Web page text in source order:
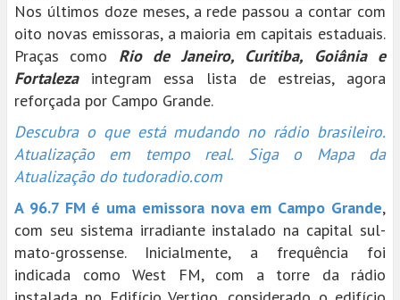
Nos últimos doze meses, a rede passou a contar com
oito novas emissoras, a maioria em capitais estaduais.
Praças como Rio de Janeiro, Curitiba, Goiânia e
Fortaleza
integram essa lista de estreias, agora
reforçada por Campo Grande.
Descubra o que está mudando no rádio brasileiro.
Atualização em tempo real. Siga o Mapa da
Atualização do tudoradio.com
A 96.7 FM é uma emissora nova em Campo Grande,
com seu sistema irradiante instalado na capital sul-
mato-grossense. Inicialmente, a frequência foi
indicada como West FM, com a torre da rádio